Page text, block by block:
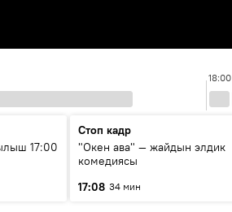
18:00
17:00
Стоп кадр
"Окен ава" — жайдын элдик
комедиясы
17:08 34 мин